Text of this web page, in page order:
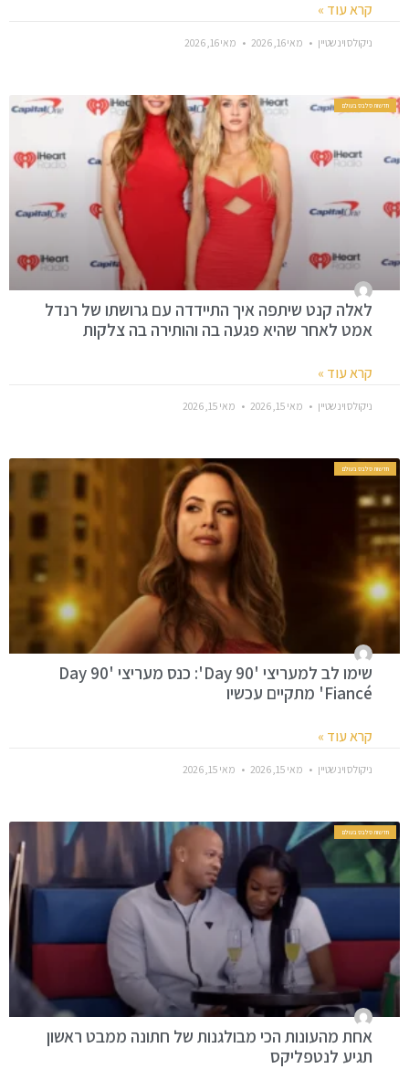
קרא עוד »
ניקולס וינשטיין מאי 16, 2026 מאי 16, 2026
חדשות סלבס בעולם
לאלה קנט שיתפה איך התיידדה עם גרושתו של רנדל
אמט לאחר שהיא פגעה בה והותירה בה צלקות
קרא עוד »
ניקולס וינשטיין מאי 15, 2026 מאי 15, 2026
חדשות סלבס בעולם
שימו לב למעריצי '90 Day': כנס מעריצי '90 Day
Fiancé' מתקיים עכשיו
קרא עוד »
ניקולס וינשטיין מאי 15, 2026 מאי 15, 2026
חדשות סלבס בעולם
אחת מהעונות הכי מבולגנות של חתונה ממבט ראשון
תגיע לנטפליקס